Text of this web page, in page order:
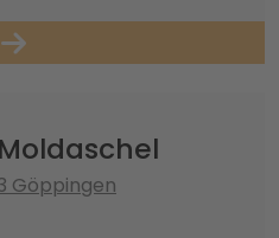
Göppingen